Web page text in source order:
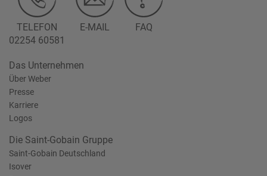
TELEFON
02254 60581
E-MAIL FAQ
Das Unternehmen
Über Weber
Presse
Karriere
Logos
Die Saint-Gobain Gruppe
Saint-Gobain Deutschland
Isover